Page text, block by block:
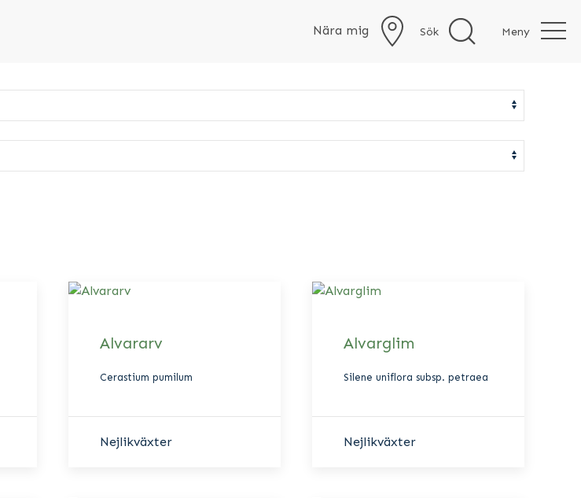
Nära mig Sök Meny
Alvararv
Cerastium pumilum
Nejlikväxter
Alvarglim
Silene uniflora subsp. petraea
Nejlikväxter